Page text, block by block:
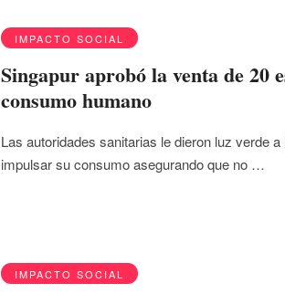
IMPACTO SOCIAL
Singapur aprobó la venta de 20
consumo humano
Las autoridades sanitarias le dieron luz verde
impulsar su consumo asegurando que no …
IMPACTO SOCIAL